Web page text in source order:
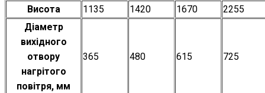
Висота 1135 1420 1670
2255
Діаметр
вихідного
отвору
нагрітого
повітря, мм
365 480 615 725